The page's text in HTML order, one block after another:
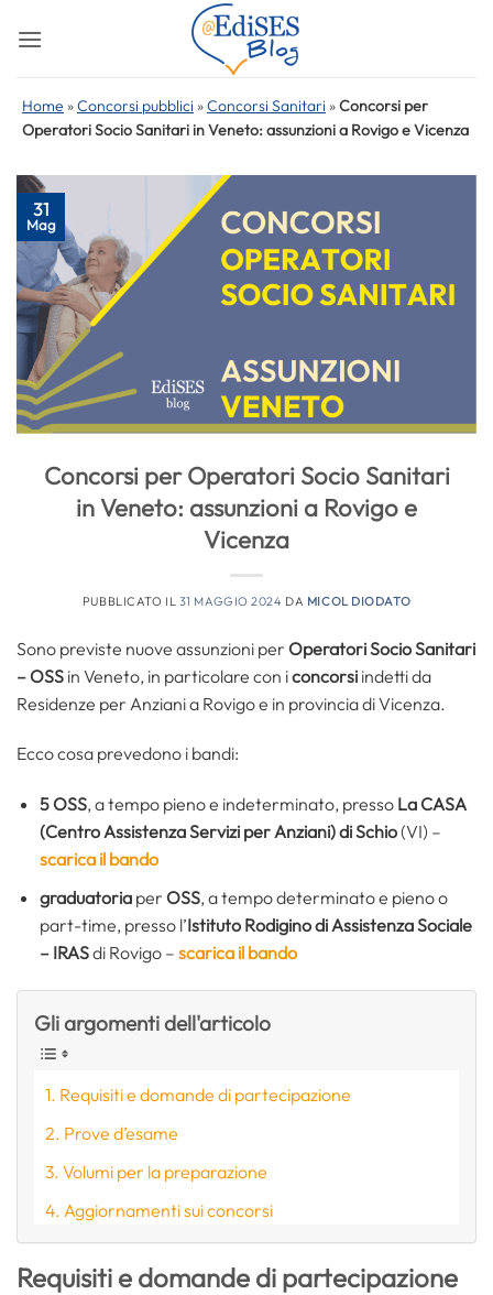
Home »Concorsi pubblici »Concorsi Sanitari »Concorsi per
Operatori Socio Sanitari in Veneto: assunzioni a Rovigo e Vicenza
31
Mag
Concorsi per Operatori Socio Sanitari
in Veneto: assunzioni a Rovigo e
Vicenza
PUBBLICATO IL 31 MAGGIO 2024 DA MICOL DIODATO
Sono previste nuove assunzioni per Operatori Socio Sanitari
– OSS in Veneto, in particolare con iconcorsi indetti da
Residenze per Anziani a Rovigo e in provincia di Vicenza.
Ecco cosa prevedono i bandi:
5 OSS, a tempo pieno e indeterminato, presso La CASA
(Centro Assistenza Servizi per Anziani) di Schio(VI) –
scarica il bando
graduatoriaper OSS, a tempo determinato e pieno o
part-time, presso l’Istituto Rodigino di Assistenza Sociale
– IRASdi Rovigo – scarica il bando
Gli argomenti dell'articolo
Requisiti e domande di partecipazione
Prove d’esame
Volumi per la preparazione
Aggiornamenti sui concorsi
Requisiti e domande di partecipazione